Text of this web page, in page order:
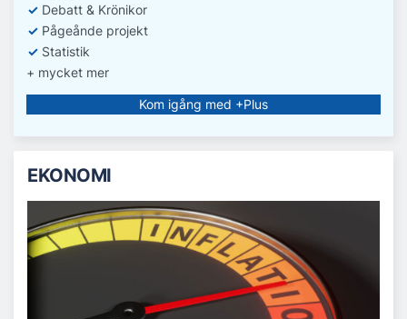
✓ Debatt & Krönikor
✓ Pågeånde projekt
✓ Statistik
+ mycket mer
Kom igång med +Plus
EKONOMI